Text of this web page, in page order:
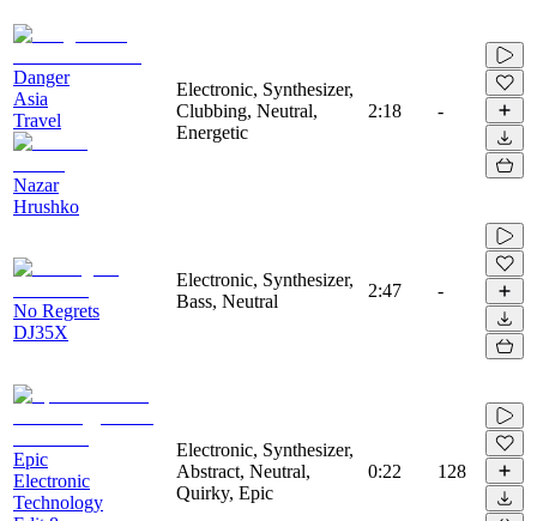
Danger
Asia
Travel
Nazar
Hrushko
Electronic, Synthesizer,
Clubbing, Neutral,
Energetic
2:18 -
No Regrets
DJ35X
Electronic, Synthesizer,
Bass, Neutral
2:47 -
Epic
Electronic
Technology
Electronic, Synthesizer,
Abstract, Neutral,
Quirky, Epic
0:22 128